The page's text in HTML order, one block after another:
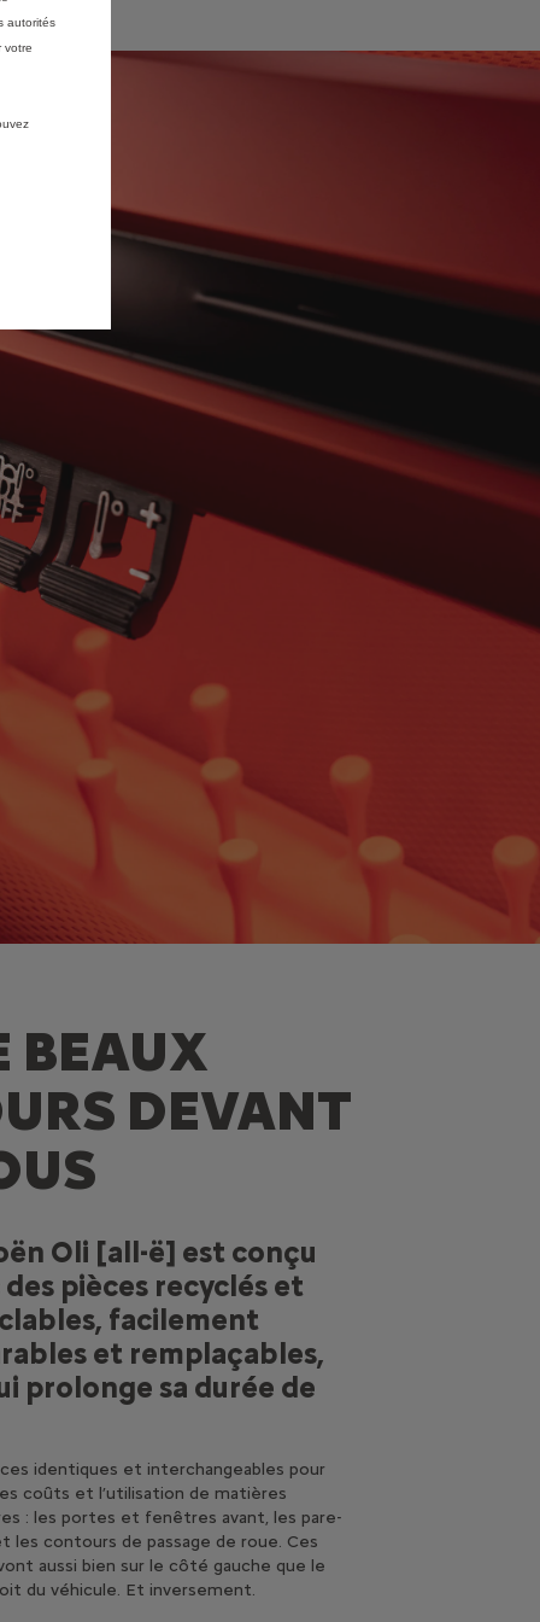
BEAUX
DEVANT
Oli [all-ë] est conçu
des pièces recyclés et
facilement
et remplaçables,
prolonge sa durée de
identiques et interchangeables pour
coûts et l’utilisation de matières
: les portes et fenêtres avant, les pare-
les contours de passage de roue. Ces
aussi bien sur le côté gauche que le
du véhicule. Et inversement.
autorités
votre